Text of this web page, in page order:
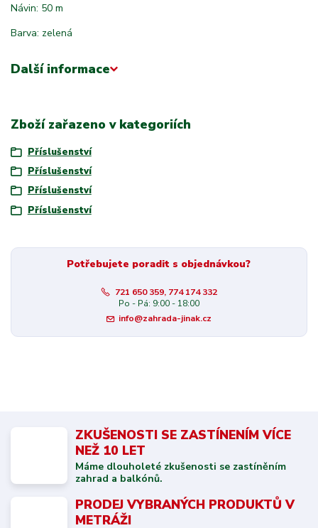
Návin: 50 m
Barva: zelená
Další informace
Zboží zařazeno v kategoriích
Příslušenství
Příslušenství
Příslušenství
Příslušenství
Potřebujete poradit s objednávkou?
721 650 359, 774 174 332
Po - Pá: 9:00 - 18:00
info@zahrada-jinak.cz
ZKUŠENOSTI SE ZASTÍNENÍM VÍCE
NEŽ 10 LET
Máme dlouholeté zkušenosti se zastíněním
zahrad a balkónů.
PRODEJ VYBRANÝCH PRODUKTŮ V
METRÁŽI